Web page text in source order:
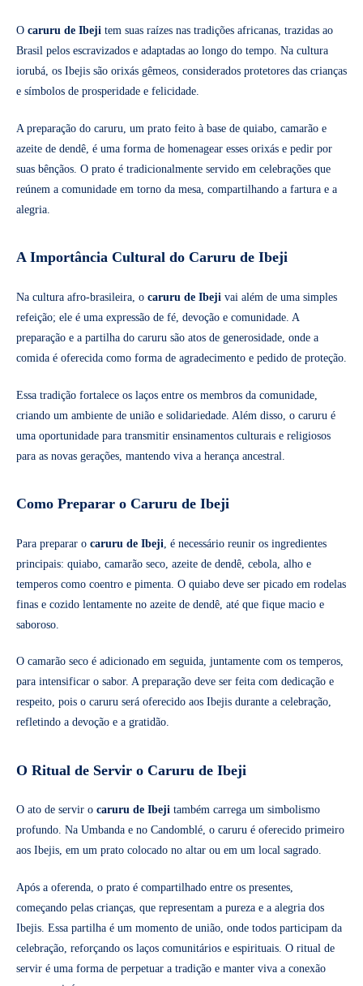
O caruru de Ibeji tem suas raízes nas tradições africanas, trazidas ao
Brasil pelos escravizados e adaptadas ao longo do tempo. Na cultura
iorubá, os Ibejis são orixás gêmeos, considerados protetores das crianças
e símbolos de prosperidade e felicidade.
A preparação do caruru, um prato feito à base de quiabo, camarão e
azeite de dendê, é uma forma de homenagear esses orixás e pedir por
suas bênçãos. O prato é tradicionalmente servido em celebrações que
reúnem a comunidade em torno da mesa, compartilhando a fartura e a
alegria.
A Importância Cultural do Caruru de Ibeji
Na cultura afro-brasileira, o caruru de Ibeji vai além de uma simples
refeição; ele é uma expressão de fé, devoção e comunidade. A
preparação e a partilha do caruru são atos de generosidade, onde a
comida é oferecida como forma de agradecimento e pedido de proteção.
Essa tradição fortalece os laços entre os membros da comunidade,
criando um ambiente de união e solidariedade. Além disso, o caruru é
uma oportunidade para transmitir ensinamentos culturais e religiosos
para as novas gerações, mantendo viva a herança ancestral.
Como Preparar o Caruru de Ibeji
Para preparar o caruru de Ibeji , é necessário reunir os ingredientes
principais: quiabo, camarão seco, azeite de dendê, cebola, alho e
temperos como coentro e pimenta. O quiabo deve ser picado em rodelas
finas e cozido lentamente no azeite de dendê, até que fique macio e
saboroso.
O camarão seco é adicionado em seguida, juntamente com os temperos,
para intensificar o sabor. A preparação deve ser feita com dedicação e
respeito, pois o caruru será oferecido aos Ibejis durante a celebração,
refletindo a devoção e a gratidão.
O Ritual de Servir o Caruru de Ibeji
O ato de servir o caruru de Ibeji também carrega um simbolismo
profundo. Na Umbanda e no Candomblé, o caruru é oferecido primeiro
aos Ibejis, em um prato colocado no altar ou em um local sagrado.
Após a oferenda, o prato é compartilhado entre os presentes,
começando pelas crianças, que representam a pureza e a alegria dos
Ibejis. Essa partilha é um momento de união, onde todos participam da
celebração, reforçando os laços comunitários e espirituais. O ritual de
servir é uma forma de perpetuar a tradição e manter viva a conexão